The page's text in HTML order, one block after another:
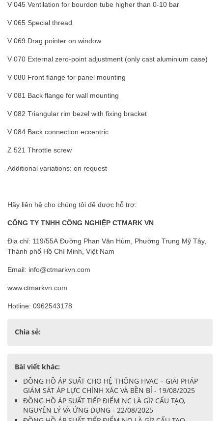
V 045 Ventilation for bourdon tube higher than 0-10 bar
V 065 Special thread
V 069 Drag pointer on window
V 070 External zero-point adjustment (only cast aluminium case)
V 080 Front flange for panel mounting
V 081 Back flange for wall mounting
V 082 Triangular rim bezel with fixing bracket
V 084 Back connection eccentric
Z 521 Throttle screw
Additional variations: on request
Hãy liên hệ cho chúng tôi để được hỗ trợ:
CÔNG TY TNHH CÔNG NGHIỆP CTMARK VN
Địa chỉ: 119/55A Đường Phan Văn Hùm, Phường Trung Mỹ Tây,
Thành phố Hồ Chí Minh, Việt Nam
Email: info@ctmarkvn.com
www.ctmarkvn.com
Hotline: 0962543178
Chia sẻ:
Bài viết khác:
ĐỒNG HỒ ÁP SUẤT CHO HỆ THỐNG HVAC – GIẢI PHÁP
GIÁM SÁT ÁP LỰC CHÍNH XÁC VÀ BỀN BỈ - 19/08/2025
ĐỒNG HỒ ÁP SUẤT TIẾP ĐIỂM NC LÀ GÌ? CẤU TẠO,
NGUYÊN LÝ VÀ ỨNG DỤNG - 22/08/2025